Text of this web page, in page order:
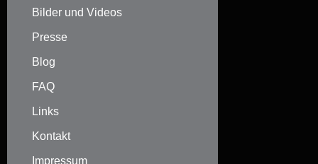
Bilder und Videos
Presse
Blog
FAQ
Links
Kontakt
Impressum